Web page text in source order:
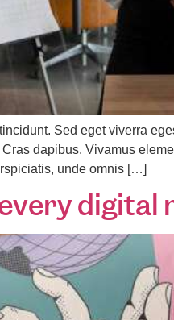
Sed eget viverra
dapibus. Vivamus
unde omnis […]